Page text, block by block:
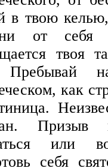
в твою
от себя
твоя
как
Призыв
или
себя